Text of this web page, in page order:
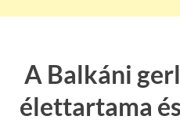
A Balkáni
élettartama